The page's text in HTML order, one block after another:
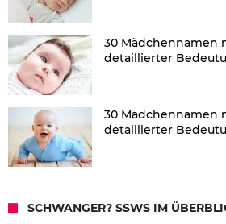
30 Mädchennamen
detaillierter
30 Mädchennamen
detaillierter
SCHWANGER? SSWS IM